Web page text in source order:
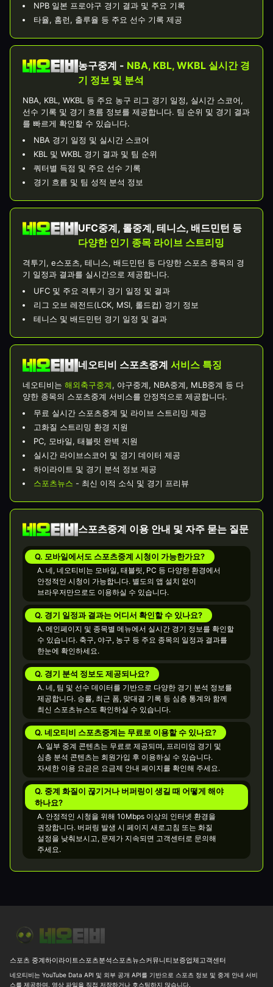
NPB 일본 프로야구 경기 결과 및 주요 기록
타율, 홈런, 출루율 등 주요 선수 기록 제공
농구중계 - NBA, KBL, WKBL 실시간 경
기 정보 및 분석
NBA, KBL, WKBL 등 주요 농구 리그 경기 일정, 실시간 스코어,
선수 기록 및 경기 흐름 정보를 제공합니다. 팀 순위 및 경기 결과
를 빠르게 확인할 수 있습니다.
NBA 경기 일정 및 실시간 스코어
KBL 및 WKBL 경기 결과 및 팀 순위
쿼터별 득점 및 주요 선수 기록
경기 흐름 및 팀 성적 분석 정보
UFC중계, 롤중계, 테니스, 배드민턴 등
다양한 인기 종목 라이브 스트리밍
격투기, e스포츠, 테니스, 배드민턴 등 다양한 스포츠 종목의 경
기 일정과 결과를 실시간으로 제공합니다.
UFC 및 주요 격투기 경기 일정 및 결과
리그 오브 레전드(LCK, MSI, 롤드컵) 경기 정보
테니스 및 배드민턴 경기 일정 및 결과
네오티비 스포츠중계 서비스 특징
네오티비는 해외축구중계, 야구중계, NBA중계, MLB중계 등 다
양한 종목의 스포츠중계 서비스를 안정적으로 제공합니다.
무료 실시간 스포츠중계 및 라이브 스트리밍 제공
고화질 스트리밍 환경 지원
PC, 모바일, 태블릿 완벽 지원
실시간 라이브스코어 및 경기 데이터 제공
하이라이트 및 경기 분석 정보 제공
스포츠뉴스 - 최신 이적 소식 및 경기 프리뷰
스포츠중계 이용 안내 및 자주 묻는 질문
Q. 모바일에서도 스포츠중계 시청이 가능한가요?
A. 네, 네오티비는 모바일, 태블릿, PC 등 다양한 환경에서
안정적인 시청이 가능합니다. 별도의 앱 설치 없이
브라우저만으로도 이용하실 수 있습니다.
Q. 경기 일정과 결과는 어디서 확인할 수 있나요?
A. 메인페이지 및 종목별 메뉴에서 실시간 경기 정보를 확인할
수 있습니다. 축구, 야구, 농구 등 주요 종목의 일정과 결과를
한눈에 확인하세요.
Q. 경기 분석 정보도 제공되나요?
A. 네, 팀 및 선수 데이터를 기반으로 다양한 경기 분석 정보를
제공합니다. 승률, 최근 폼, 맞대결 기록 등 심층 통계와 함께
최신 스포츠뉴스도 확인하실 수 있습니다.
Q. 네오티비 스포츠중계는 무료로 이용할 수 있나요?
A. 일부 중계 콘텐츠는 무료로 제공되며, 프리미엄 경기 및
심층 분석 콘텐츠는 회원가입 후 이용하실 수 있습니다.
자세한 이용 요금은 요금제 안내 페이지를 확인해 주세요.
Q. 중계 화질이 끊기거나 버퍼링이 생길 때 어떻게 해야
하나요?
A. 안정적인 시청을 위해 10Mbps 이상의 인터넷 환경을
권장합니다. 버퍼링 발생 시 페이지 새로고침 또는 화질
설정을 낮춰보시고, 문제가 지속되면 고객센터로 문의해
주세요.
스포츠 중계하이라이트스포츠분석스포츠뉴스커뮤니티보증업체고객센터
네오티비는 YouTube Data API 및 외부 공개 API를 기반으로 스포츠 정보 및 중계 안내 서비
스를 제공하며, 영상 파일을 직접 저장하거나 호스팅하지 않습니다.